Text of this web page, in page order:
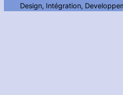
Design, Intégration,